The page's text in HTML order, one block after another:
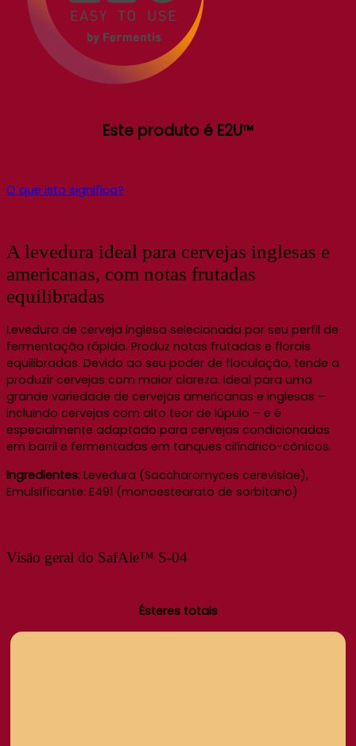
Este produto é E2U™
O que isto significa?
A levedura ideal para cervejas inglesas e
americanas, com notas frutadas
equilibradas
Levedura de cerveja inglesa selecionada por seu perfil de
fermentação rápida. Produz notas frutadas e florais
equilibradas. Devido ao seu poder de floculação, tende a
produzir cervejas com maior clareza. Ideal para uma
grande variedade de cervejas americanas e inglesas –
incluindo cervejas com alto teor de lúpulo – e é
especialmente adaptado para cervejas condicionadas
em barril e fermentadas em tanques cilíndrico-cônicos.
Ingredientes: Levedura (Saccharomyces cerevisiae),
Emulsificante: E491 (monoestearato de sorbitano)
Visão geral do SafAle™ S-04
Ésteres totais